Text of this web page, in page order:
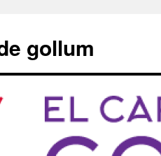
gollum